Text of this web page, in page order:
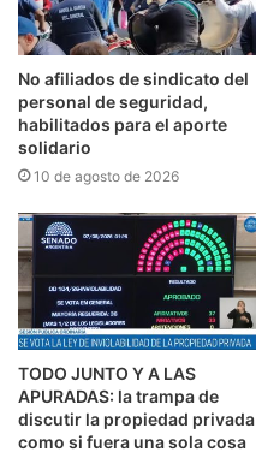
No afiliados de sindicato del
personal de seguridad,
habilitados para el aporte
solidario
10 de agosto de 2026
TODO JUNTO Y A LAS
APURADAS: la trampa de
discutir la propiedad privada
como si fuera una sola cosa